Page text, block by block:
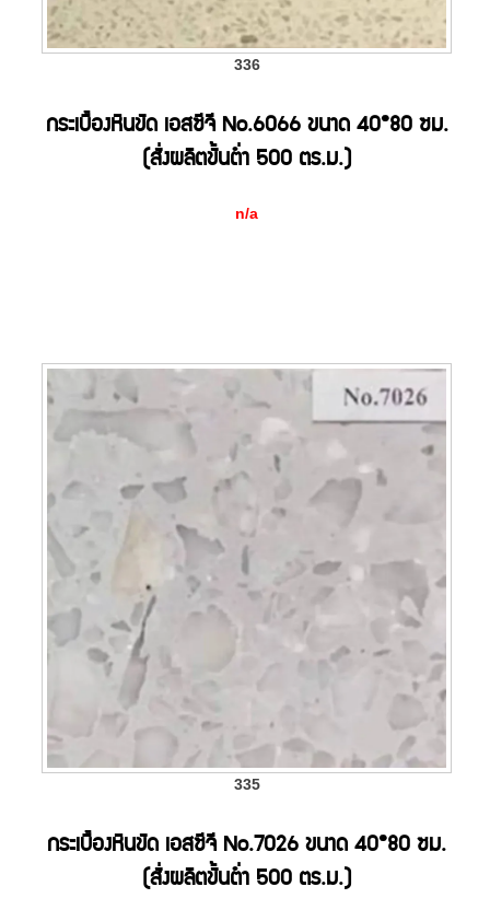
336
กระเบื้องหินขัด เอสซีจี No.6066 ขนาด 40*80 ซม.
(สั่งผลิตขั้นต่ำ 500 ตร.ม.)
n/a
335
กระเบื้องหินขัด เอสซีจี No.7026 ขนาด 40*80 ซม.
(สั่งผลิตขั้นต่ำ 500 ตร.ม.)